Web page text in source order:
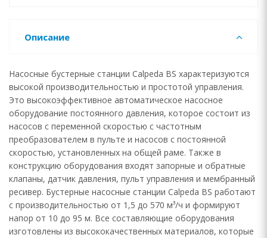
Описание
Насосные бустерные станции Calpeda BS характеризуются
высокой производительностью и простотой управления.
Это высокоэффективное автоматическое насосное
оборудование постоянного давления, которое состоит из
насосов с переменной скоростью с частотным
преобразователем в пульте и насосов с постоянной
скоростью, установленных на общей раме. Также в
конструкцию оборудования входят запорные и обратные
клапаны, датчик давления, пульт управления и мембранный
ресивер. Бустерные насосные станции Calpeda BS работают
с производительностью от 1,5 до 570 м³/ч и формируют
напор от 10 до 95 м. Все составляющие оборудования
изготовлены из высококачественных материалов, которые